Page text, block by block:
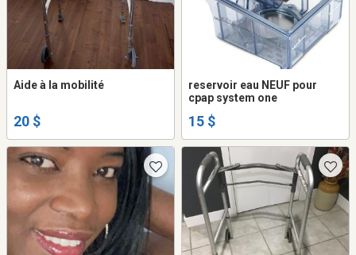
Aide à la mobilité
20 $
reservoir eau NEUF pour
cpap system one
15 $